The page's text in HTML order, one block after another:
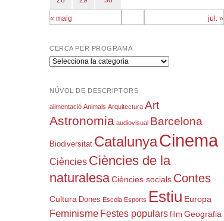
« maig jul. »
CERCA PER PROGRAMA
Cerca
NÚVOL DE DESCRIPTORS
alimentació Animals Arquitectura Art
Astronomia audiovisual Barcelona
Biodiversitat CatalunyaCinema
Ciències Ciències de la
naturalesaCiències socials Contes
Cultura Dones Escola Esports Estiu Europa
Feminisme Festes populars film Geografia